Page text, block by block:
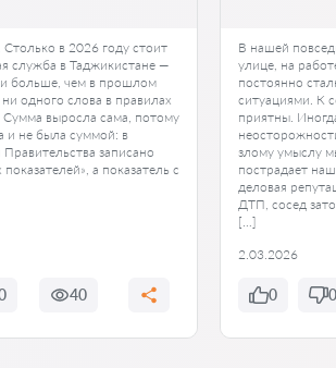
в 2026 году стоит
служба в Таджикистане —
больше, чем в прошлом
одного слова в правилах
Сумма выросла сама, потому
и не была суммой: в
записано
а показатель с
40
В нашей
улице, на
постоянно
ситуациями. К
приятны.
злому умыслу
пострадает
деловая
ДТП, сосед
[…]
2.03.2026
0 0